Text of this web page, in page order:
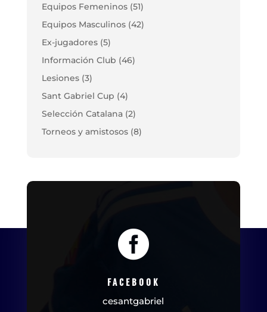
Equipos Femeninos(51)
Equipos Masculinos(42)
Ex-jugadores(5)
Información Club (46)
Lesiones(3)
Sant Gabriel Cup (4)
Selección Catalana (2)
Torneos y amistosos(8)

FACEBOOK
cesantgabriel